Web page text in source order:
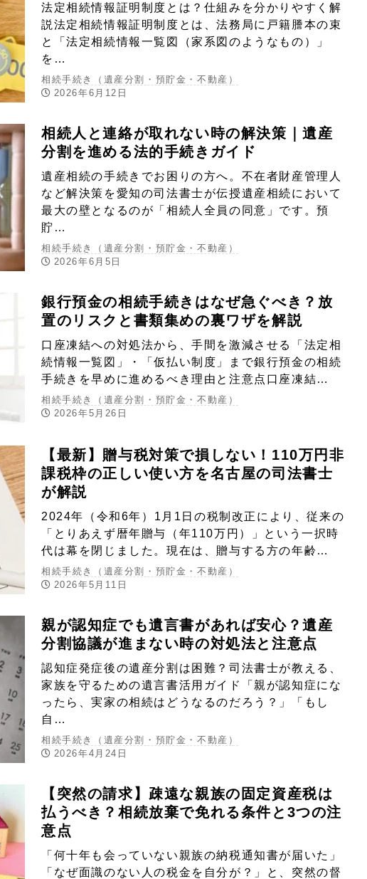
法定相続情報証明制度とは？仕組みを分かりやすく解
説法定相続情報証明制度とは、法務局に戸籍謄本の束
と「法定相続情報一覧図（家系図のようなもの）」
を…
相続手続き（遺産分割・預貯金・不動産）
2026年6月12日
相続人と連絡が取れない時の解決策｜遺産
分割を進める法的手続きガイド
遺産相続の手続きでお困りの方へ。不在者財産管理人
など解決策を愛知の司法書士が伝授遺産相続において
最大の壁となるのが「相続人全員の同意」です。預
貯…
相続手続き（遺産分割・預貯金・不動産）
2026年6月5日
銀行預金の相続手続きはなぜ急ぐべき？放
置のリスクと書類集めの裏ワザを解説
口座凍結への対処法から、手間を激減させる「法定相
続情報一覧図」・「仮払い制度」まで銀行預金の相続
手続きを早めに進めるべき理由と注意点口座凍結…
相続手続き（遺産分割・預貯金・不動産）
2026年5月26日
【最新】贈与税対策で損しない！110万円非
課税枠の正しい使い方を名古屋の司法書士
が解説
2024年（令和6年）1月1日の税制改正により、従来の
「とりあえず暦年贈与（年110万円）」という一択時
代は幕を閉じました。現在は、贈与する方の年齢…
相続手続き（遺産分割・預貯金・不動産）
2026年5月11日
親が認知症でも遺言書があれば安心？遺産
分割協議が進まない時の対処法と注意点
認知症発症後の遺産分割は困難？司法書士が教える、
家族を守るための遺言書活用ガイド「親が認知症にな
ったら、実家の相続はどうなるのだろう？」「もし
自…
相続手続き（遺産分割・預貯金・不動産）
2026年4月24日
【突然の請求】疎遠な親族の固定資産税は
払うべき？相続放棄で免れる条件と3つの注
意点
「何十年も会っていない親族の納税通知書が届いた」
「なぜ面識のない人の税金を自分が？」と、突然の督